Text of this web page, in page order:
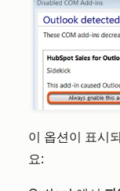
이 옵션이 표시
요: